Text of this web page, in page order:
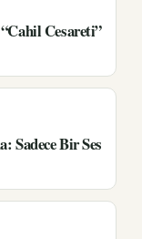
Cesareti”
Sadece Bir Ses